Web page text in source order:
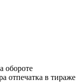
обороте
отпечатка в тираже